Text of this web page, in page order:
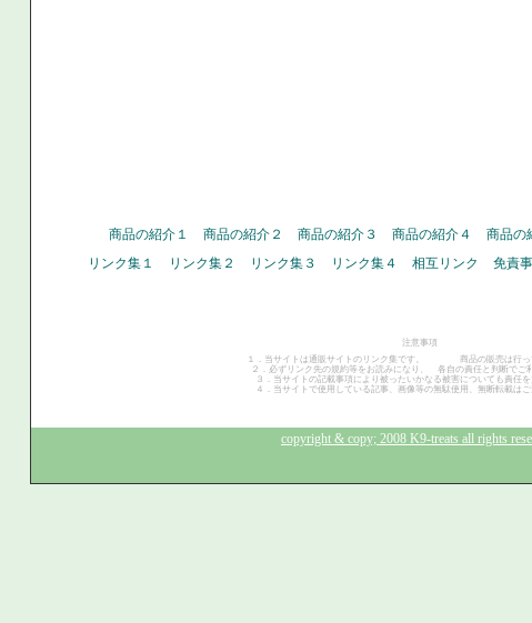
商品の紹介１ 商品の紹介２ 商品の紹介３ 商品の紹介４ 商品の
リンク集１
リンク集２ リンク集３ リンク集４ 相互リンク 免責
注意事項
１．当サイトは通販サイトのリンク集です。 商品の販売は行っ
２．必ずリンク先の規約等をお読みになり、 各自の責任と判断でご
３．当サイトの記載事項により被ったいかなる被害についても責任を
４．当サイトで使用している記事、画像等の無駄使用、無断転載はご
copyright & copy; 2008 K9-treats all rights